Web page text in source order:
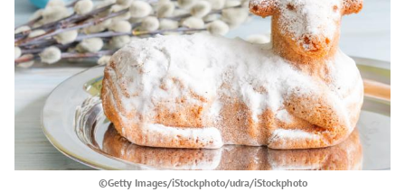
©Getty Images/iStockphoto/udra/iStockphoto